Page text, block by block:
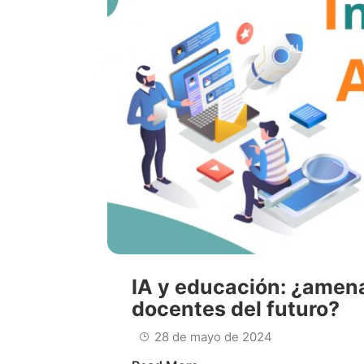
IA y educación:
docentes del futuro?
28 de mayo de 2024